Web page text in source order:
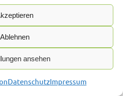
Ablehnen
ansehen
DatenschutzImpressum
MIT BALKON,